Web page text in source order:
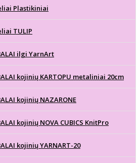
Plastikiniai
TULIP
ilgi YarnArt
kojinių KARTOPU metaliniai 20cm
kojinių NAZARONE
kojinių NOVA CUBICS KnitPro
kojinių YARNART-20